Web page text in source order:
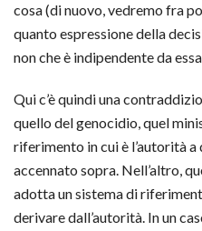
cosa (di nuovo, vedremo fra
quanto espressione della
non che è indipendente da
Qui c’è quindi una
quello del genocidio, quel
riferimento in cui è l’autorità a
accennato sopra. Nell’altro,
adotta un sistema di
derivare dall’autorità. In un